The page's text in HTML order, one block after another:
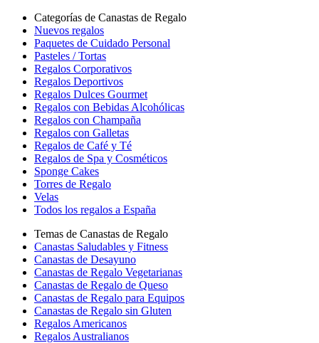
Categorías de Canastas de Regalo
Nuevos regalos
Paquetes de Cuidado Personal
Pasteles / Tortas
Regalos Corporativos
Regalos Deportivos
Regalos Dulces Gourmet
Regalos con Bebidas Alcohólicas
Regalos con Champaña
Regalos con Galletas
Regalos de Café y Té
Regalos de Spa y Cosméticos
Sponge Cakes
Torres de Regalo
Velas
Todos los regalos a España
Temas de Canastas de Regalo
Canastas Saludables y Fitness
Canastas de Desayuno
Canastas de Regalo Vegetarianas
Canastas de Regalo de Queso
Canastas de Regalo para Equipos
Canastas de Regalo sin Gluten
Regalos Americanos
Regalos Australianos